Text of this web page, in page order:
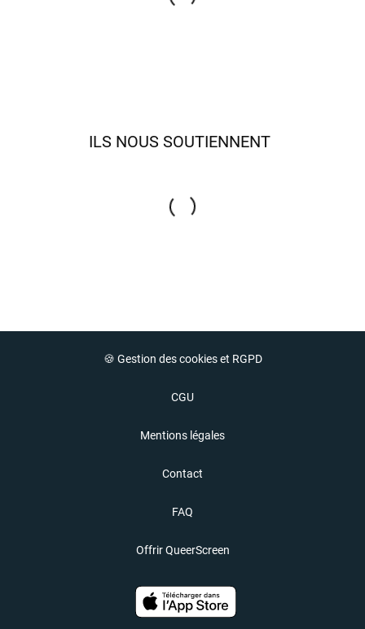
ILS NOUS SOUTIENNENT
🍪 Gestion des cookies et RGPD
CGU
Mentions légales
Contact
FAQ
Offrir QueerScreen